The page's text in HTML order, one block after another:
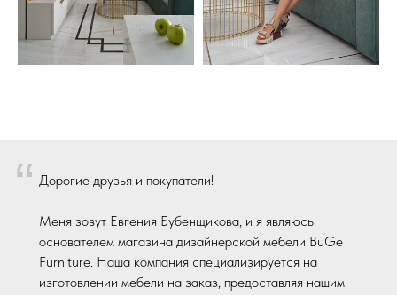
“ Дорогие друзья и покупатели!
Меня зовут Евгения Бубенщикова, и я являюсь
основателем магазина дизайнерской мебели BuGe
Furniture. Наша компания специализируется на
изготовлении мебели на заказ, предоставляя нашим